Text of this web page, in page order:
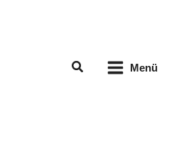
Suchen Menü